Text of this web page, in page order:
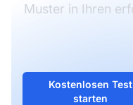
Muster in Ihren
Kostenlosen Test
starten